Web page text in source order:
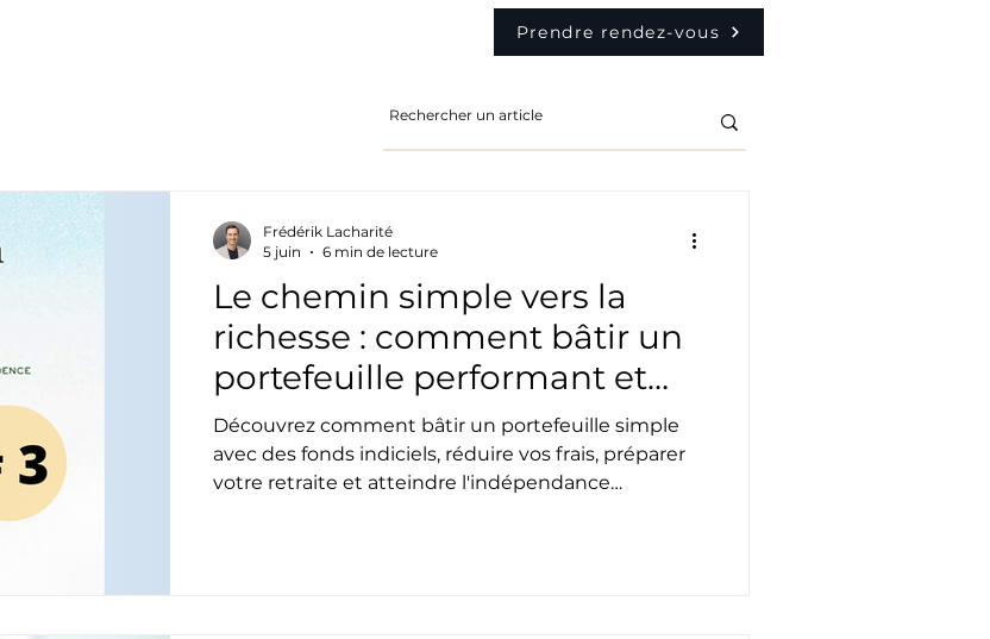
Prendre rendez-vous
Le chemin simple vers la
richesse : comment bâtir un
portefeuille performant et
atteindre l'indépendance
financière.
Découvrez comment bâtir un portefeuille simple
avec des fonds indiciels, réduire vos frais, préparer
votre retraite et atteindre l'indépendance
Frédérik Lacharité
5 juin
6 min de lecture